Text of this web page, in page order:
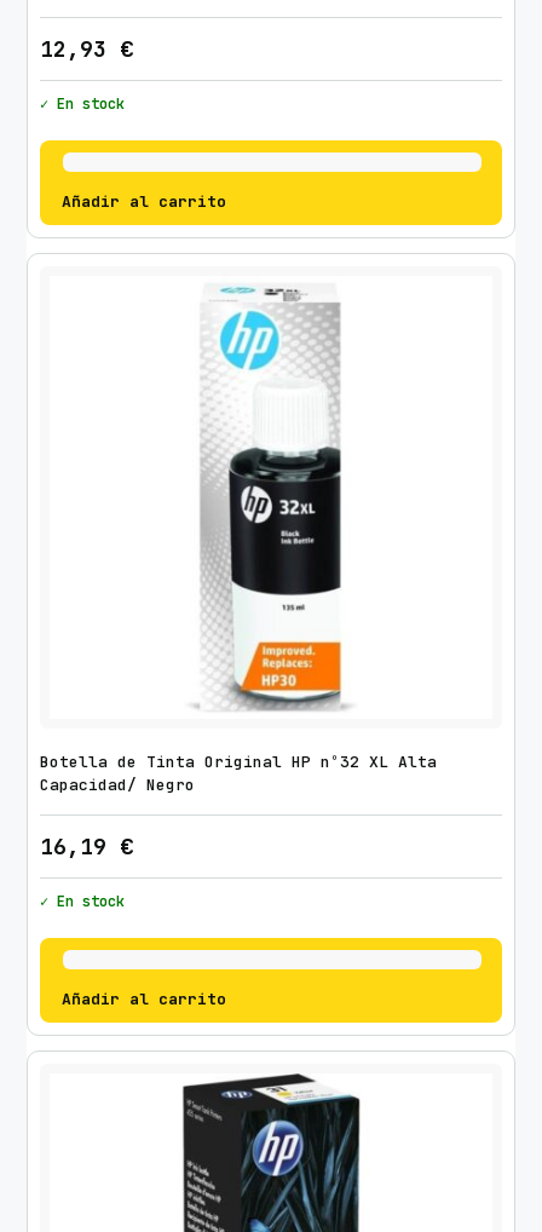
12,93 €
✓ En stock
Añadir al carrito
Botella de Tinta Original HP nº32 XL Alta
Capacidad/ Negro
16,19 €
✓ En stock
Añadir al carrito